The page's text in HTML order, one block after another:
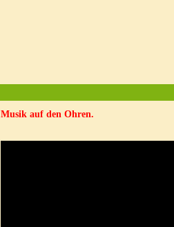
Musik auf den Ohren.